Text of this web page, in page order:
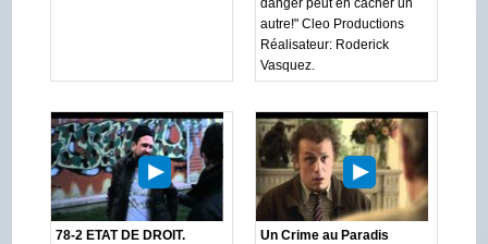
autre!" Cleo Productions
Réalisateur: Roderick
Vasquez.
78-2 ETAT DE DROIT.
Un Crime au Paradis